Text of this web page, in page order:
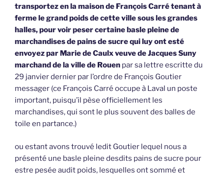
transportez en la maison de François Carré tenant à
ferme le grand poids de cette ville sous les grandes
halles, pour voir peser certaine basle pleine de
marchandises de pains de sucre qui luy ont esté
envoyez par Marie de Caulx veuve de Jacques Suny
marchand de la ville de Rouen par sa lettre escritte du
29 janvier dernier par l’ordre de François Goutier
messager (ce François Carré occupe à Laval un poste
important, puisqu’il pèse officiellement les
marchandises, qui sont le plus souvent des balles de
toile en partance.)
ou estant avons trouvé ledit Goutier lequel nous a
présenté une basle pleine desdits pains de sucre pour
estre pesée audit poids, lesquelles ont sommé et